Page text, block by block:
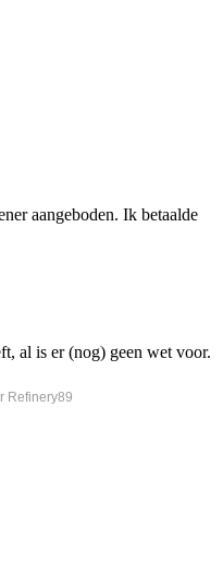
aangeboden. Ik betaalde
al is er (nog) geen wet voor.
Refinery89